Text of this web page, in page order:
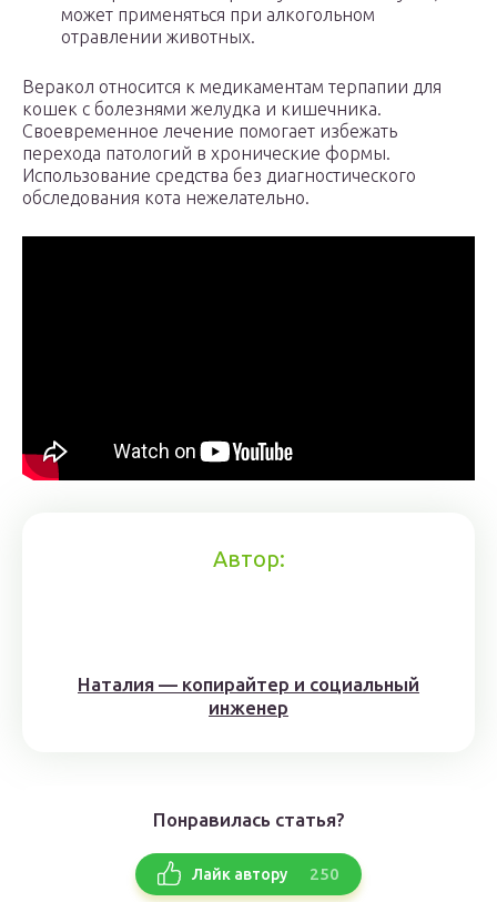
может применяться при алкогольном
отравлении животных.
Веракол относится к медикаментам терпапии для
кошек с болезнями желудка и кишечника.
Своевременное лечение помогает избежать
перехода патологий в хронические формы.
Использование средства без диагностического
обследования кота нежелательно.
Автор:
Наталия — копирайтер и социальный
инженер
Понравилась статья?
Лайк автору 250